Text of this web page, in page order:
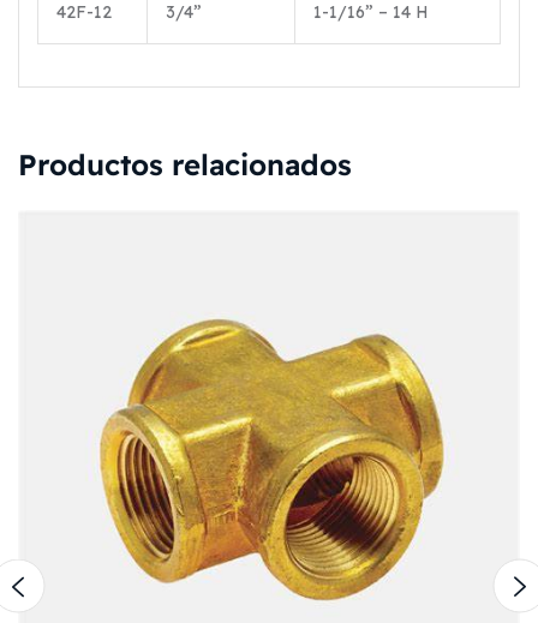
42F-12 3/4” 1-1/16” – 14 H
Productos relacionados